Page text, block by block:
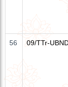
56 09/TTr-